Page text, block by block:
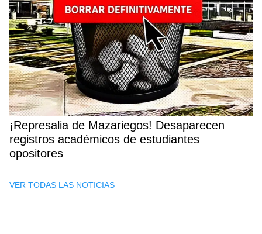
¡Represalia de Mazariegos! Desaparecen
registros académicos de estudiantes
opositores
VER TODAS LAS NOTICIAS